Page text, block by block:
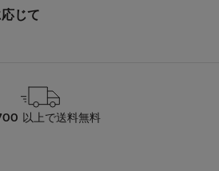
じて
性とサポート力が高いシューズを選
ある摩耗性が高い表面を持っていま
ちながら、耐久性とグリップ力を兼ね
以上で送料無料